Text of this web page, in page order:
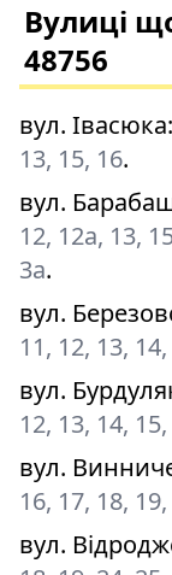
Вулиці
48756
вул. Івасюка:
13, 15, 16.
вул.
12, 12а, 13,
3а.
вул.
11, 12, 13,
вул.
12, 13, 14,
вул.
16, 17, 18,
вул.